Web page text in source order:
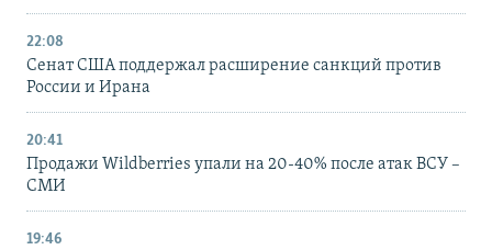
22:08
Сенат США поддержал расширение санкций против
России и Ирана
20:41
Продажи Wildberries упали на 20-40% после атак ВСУ –
СМИ
19:46